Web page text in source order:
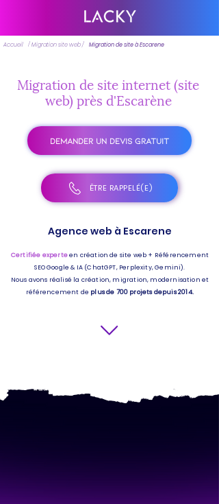
Accueil / Migration site web / Migration de site à Escarene
Migration de site internet (site
web) près d'Escarène
DEMANDER UN DEVIS GRATUIT
ÊTRE RAPPELÉ(E)
Agence web à Escarene
Certifiée experteen création de site web + Référencement
SEO Google & IA (ChatGPT, Perplexity, Gemini).
Nous avons réalisé la création, migration, modernisation et
référencement de plus de 700 projets depuis 2014.